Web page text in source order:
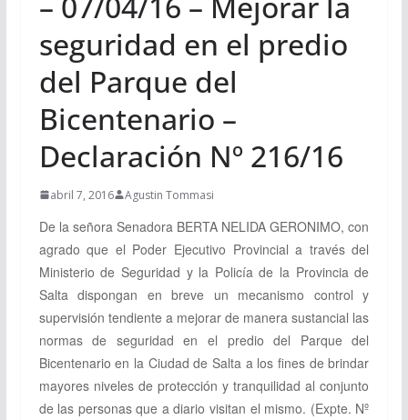
seguridad en el predio
del Parque del
Bicentenario –
Declaración Nº 216/16
abril 7, 2016 Agustin Tommasi
De la señora Senadora BERTA NELIDA GERONIMO, con
agrado que el Poder Ejecutivo Provincial a través del
Ministerio de Seguridad y la Policía de la Provincia de
Salta dispongan en breve un mecanismo control y
supervisión tendiente a mejorar de manera sustancial las
normas de seguridad en el predio del Parque del
Bicentenario en la Ciudad de Salta a los fines de brindar
mayores niveles de protección y tranquilidad al conjunto
de las personas que a diario visitan el mismo. (Expte. Nº